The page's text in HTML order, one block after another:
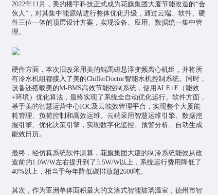
2022年11月，美的楼宇科技正式成为花旗集团大厦节能改造的“合
伙人”，对其集中能源站进行整体优化升级，通过云端、软件、硬
件三位一体的顶层设计方案，实现设备、应用、数据统一集中管
理。
硬件方面，本次旧改采用美的鲲禹磁悬浮变频离心机组，并将所
有冷水机组都接入了美的ChillerDoctor智能水机控制系统。同时，
设备还搭载美的M-BMS高效节能控制系统，使用AI E+E（能效
+环境）优化算法，最终实现了系统全自动优化运行。软件方面，
基于美的智慧运营中心IOC及云能效管理平台，实现整个大厦能
耗管理、负荷控制和高效运维。云端采用智慧运维引擎、数据挖
掘引擎、优化决策引擎，实现数字化监控、预警分析、自动生成
能效日历。
最终，经仿真系统软件测算，花旗集团大厦的制冷系统能效从改
造前的1.0W/W左右提升到了5.5W/W以上，系统运行费用降低了
40%以上，相当于每年降低碳排放超2600吨。
其次，作为亚洲单体面积最大的文洛式智能玻璃温室，德州市智